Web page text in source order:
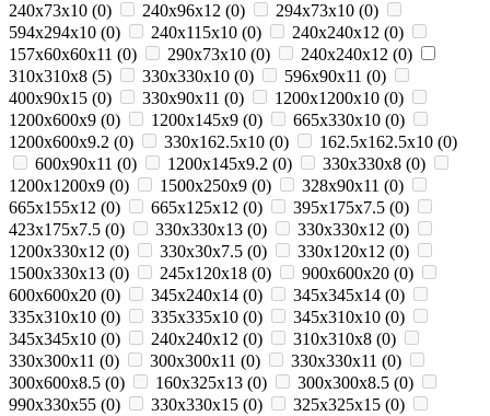
240x73x10 (0) 240x96x12 (0) 294х73х10 (0)
594x294x10 (0) 240x115x10 (0) 240x240x12 (0)
157x60x60x11 (0) 290х73х10 (0) 240х240х12 (0)
310x310x8 (5) 330x330x10 (0) 596x90x11 (0)
400x90x15 (0) 330x90x11 (0) 1200x1200x10 (0)
1200x600x9 (0) 1200x145x9 (0) 665x330x10 (0)
1200x600x9.2 (0) 330x162.5x10 (0) 162.5x162.5x10 (0)
600x90x11 (0) 1200x145x9.2 (0) 330x330x8 (0)
1200x1200x9 (0) 1500x250x9 (0) 328x90x11 (0)
665x155x12 (0) 665x125x12 (0) 395x175x7.5 (0)
423x175x7.5 (0) 330x330x13 (0) 330x330x12 (0)
1200x330x12 (0) 330x30x7.5 (0) 330x120x12 (0)
1500x330x13 (0) 245x120x18 (0) 900x600x20 (0)
600x600x20 (0) 345х240х14 (0) 345х345х14 (0)
335х310х10 (0) 335х335х10 (0) 345х310х10 (0)
345х345х10 (0) 240х240x12 (0) 310х310x8 (0)
330x300x11 (0) 300x300x11 (0) 330x330x11 (0)
300x600x8.5 (0) 160x325x13 (0) 300x300x8.5 (0)
990х330х55 (0) 330x330x15 (0) 325x325x15 (0)